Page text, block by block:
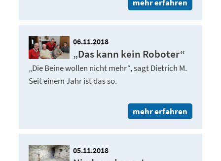
mehr erfahren
06.11.2018
„Das kann kein Roboter“
„Die Beine wollen nicht mehr“, sagt Dietrich M.
Seit einem Jahr ist das so.
mehr erfahren
05.11.2018